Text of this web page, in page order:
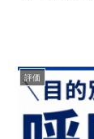
評価